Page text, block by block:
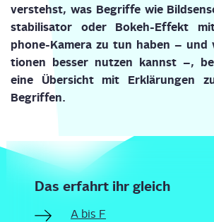
ver­stehst, was Begrif­fe wie
sta­bi­li­sa­tor oder Bokeh-Effekt
phone-Kame­ra zu tun haben – und
tio­nen bes­ser nut­zen kannst –,
eine Über­sicht mit Erklä­run­gen
Begriffen.
Das erfahrt ihr gleich
A bis F